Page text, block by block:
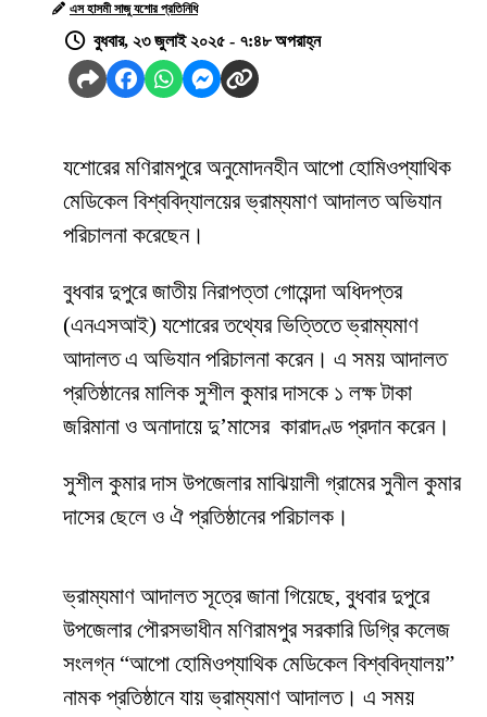
এস হাসমী সাজু যশোর প্রতিনিধি
বুধবার, ২৩ জুলাই ২০২৫ - ৭:৪৮ অপরাহ্ন
যশোরের মণিরামপুরে অনুমোদনহীন আপো হোমিওপ্যাথিক
মেডিকেল বিশ্ববিদ্যালয়ের ভ্রাম্যমাণ আদালত অভিযান
পরিচালনা করেছেন।
বুধবার দুপুরে জাতীয় নিরাপত্তা গোয়েন্দা অধিদপ্তর
(এনএসআই) যশোরের তথ্যের ভিত্তিতে ভ্রাম্যমাণ
আদালত এ অভিযান পরিচালনা করেন। এ সময় আদালত
প্রতিষ্ঠানের মালিক সুশীল কুমার দাসকে ১ লক্ষ টাকা
জরিমানা ও অনাদায়ে দু’মাসের কারাদণ্ড প্রদান করেন।
সুশীল কুমার দাস উপজেলার মাঝিয়ালী গ্রামের সুনীল কুমার
দাসের ছেলে ও ঐ প্রতিষ্ঠানের পরিচালক।
ভ্রাম্যমাণ আদালত সূত্রে জানা গিয়েছে, বুধবার দুপুরে
উপজেলার পৌরসভাধীন মণিরামপুর সরকারি ডিগ্রি কলেজ
সংলগ্ন“আপো হোমিওপ্যাথিক মেডিকেল বিশ্ববিদ্যালয়”
নামক প্রতিষ্ঠানে যায় ভ্রাম্যমাণ আদালত। এ সময়